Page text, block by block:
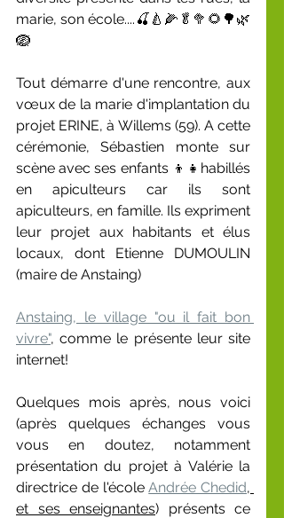
marie, son école....🍒🍐🌽🥬🥦🌻🌳🌿
🪺
Tout démarre d'une rencontre, aux
vœux de la marie d'implantation du
projet ERINE, à Willems (59). A cette
cérémonie, Sébastien monte sur
scène avec ses enfants 👦👧habillés
en apiculteurs car ils sont
apiculteurs, en famille. Ils expriment
leur projet aux habitants et élus
locaux, dont Etienne DUMOULIN
(maire de Anstaing)
Anstaing, le village "ou il fait bon
vivre", comme le présente leur site
internet!
Quelques mois après, nous voici
(après quelques échanges vous
vous en doutez, notamment
présentation du projet à Valérie la
directrice de l'école Andrée Chedid,
et ses enseignantes) présents ce